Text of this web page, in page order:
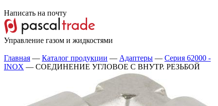
Написать на почту
Управление газом и жидкостями
Главная — Каталог продукции — Адаптеры — Серия 62000 -
INOX — СОЕДИНЕНИЕ УГЛОВОЕ С ВНУТР. РЕЗЬБОЙ